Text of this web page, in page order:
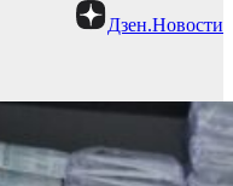
Дзен.Новости